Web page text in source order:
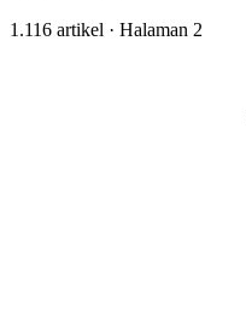
1.116 artikel · Halaman 2